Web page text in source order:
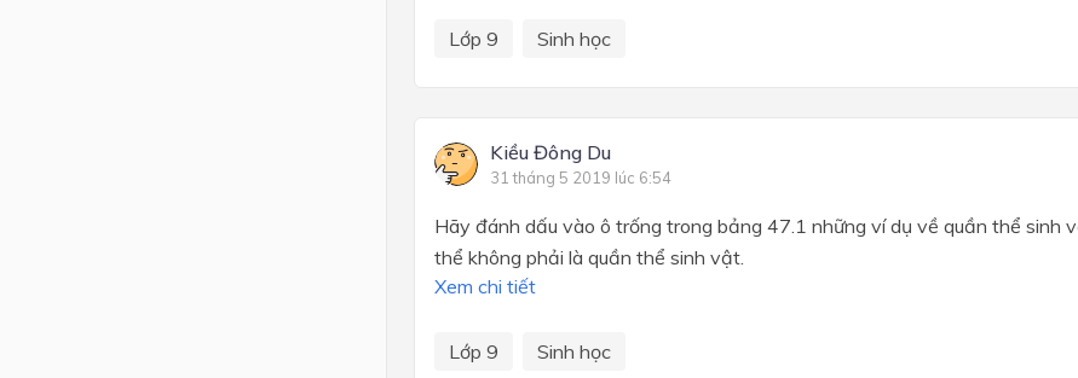
Lớp 9 Sinh học
Kiều Đông Du
31 tháng 5 2019 lúc 6:54
Hãy đánh dấu vào ô trống trong bảng 47.1 những ví dụ về quần thể sinh
thể không phải là quần thể sinh vật.
Xem chi tiết
Lớp 9 Sinh học